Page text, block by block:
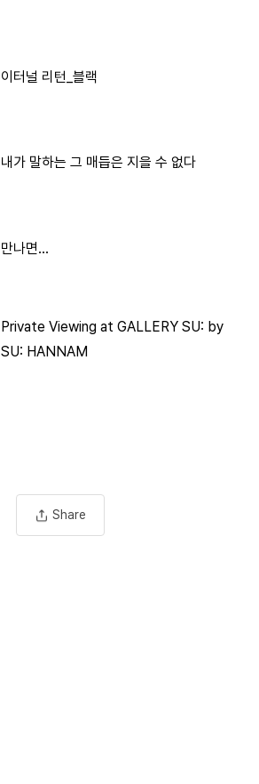
이터널 리턴_블랙
내가 말하는 그 매듭은 지을 수 없다
만나면…
Private Viewing at GALLERY SU: by
SU: HANNAM
Share